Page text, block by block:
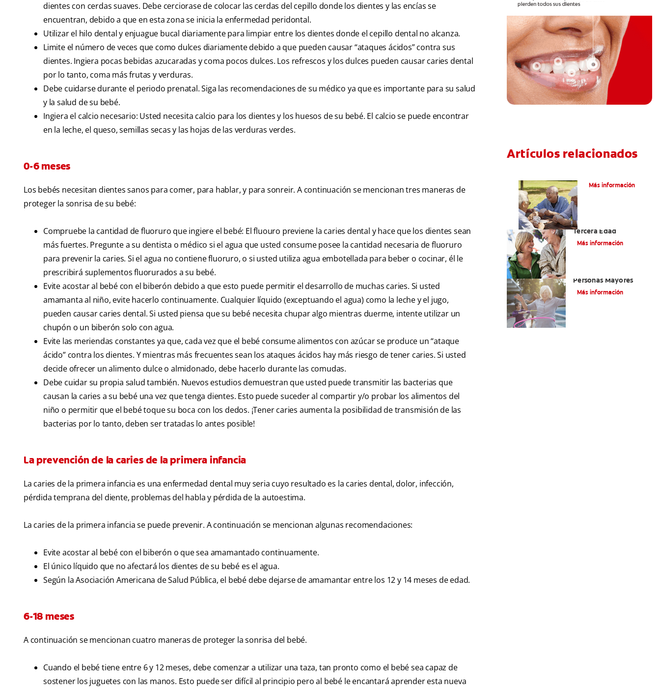
dientes con cerdas suaves. Debe cerciorase de colocar las cerdas del cepillo donde los dientes y las encías se
encuentran, debido a que en esta zona se inicia la enfermedad peridontal.
Utilizar el hilo dental y enjuague bucal diariamente para limpiar entre los dientes donde el cepillo dental no alcanza.
Limite el número de veces que como dulces diariamente debido a que pueden causar “ataques ácidos” contra sus
dientes. Ingiera pocas bebidas azucaradas y coma pocos dulces. Los refrescos y los dulces pueden causar caries dental
por lo tanto, coma más frutas y verduras.
Debe cuidarse durante el periodo prenatal. Siga las recomendaciones de su médico ya que es importante para su salud
y la salud de su bebé.
Ingiera el calcio necesario: Usted necesita calcio para los dientes y los huesos de su bebé. El calcio se puede encontrar
en la leche, el queso, semillas secas y las hojas de las verduras verdes.
0-6 meses
Los bebés necesitan dientes sanos para comer, para hablar, y para sonreir. A continuación se mencionan tres maneras de
proteger la sonrisa de su bebé:
Compruebe la cantidad de fluoruro que ingiere el bebé: El fluouro previene la caries dental y hace que los dientes sean
más fuertes. Pregunte a su dentista o médico si el agua que usted consume posee la cantidad necesaria de fluoruro
para prevenir la caries. Si el agua no contiene fluoruro, o si usted utiliza agua embotellada para beber o cocinar, él le
prescribirá suplementos fluorurados a su bebé.
Evite acostar al bebé con el biberón debido a que esto puede permitir el desarrollo de muchas caries. Si usted
amamanta al niño, evite hacerlo continuamente. Cualquier líquido (exceptuando el agua) como la leche y el jugo,
pueden causar caries dental. Si usted piensa que su bebé necesita chupar algo mientras duerme, intente utilizar un
chupón o un biberón solo con agua.
Evite las meriendas constantes ya que, cada vez que el bebé consume alimentos con azúcar se produce un “ataque
ácido” contra los dientes. Y mientras más frecuentes sean los ataques ácidos hay más riesgo de tener caries. Si usted
decide ofrecer un alimento dulce o almidonado, debe hacerlo durante las comudas.
Debe cuidar su propia salud también. Nuevos estudios demuestran que usted puede transmitir las bacterias que
causan la caries a su bebé una vez que tenga dientes. Esto puede suceder al compartir y/o probar los alimentos del
niño o permitir que el bebé toque su boca con los dedos. ¡Tener caries aumenta la posibilidad de transmisión de las
bacterias por lo tanto, deben ser tratadas lo antes posible!
La prevención de la caries de la primera infancia
La caries de la primera infancia es una enfermedad dental muy seria cuyo resultado es la caries dental, dolor, infección,
pérdida temprana del diente, problemas del habla y pérdida de la autoestima.
La caries de la primera infancia se puede prevenir. A continuación se mencionan algunas recomendaciones:
Evite acostar al bebé con el biberón o que sea amamantado continuamente.
El único líquido que no afectará los dientes de su bebé es el agua.
Según la Asociación Americana de Salud Pública, el bebé debe dejarse de amamantar entre los 12 y 14 meses de edad.
6-18 meses
A continuación se mencionan cuatro maneras de proteger la sonrisa del bebé.
Cuando el bebé tiene entre 6 y 12 meses, debe comenzar a utilizar una taza, tan pronto como el bebé sea capaz de
sostener los juguetes con las manos. Esto puede ser difícil al principio pero al bebé le encantará aprender esta nueva
Artículos relacionados
Más información
Salud Bucal En La
Tercera Edad
Más información
Personas Mayores
Más información